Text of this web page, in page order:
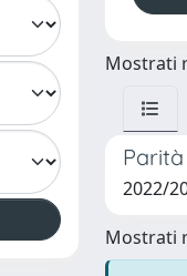
Mostrati
2022/
Mostrati